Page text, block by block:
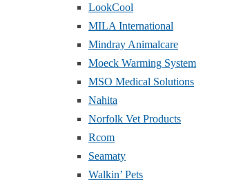
LookCool
MILA International
Mindray Animalcare
Moeck Warming System
MSO Medical Solutions
Nahita
Norfolk Vet Products
Rcom
Seamaty
Walkin’ Pets